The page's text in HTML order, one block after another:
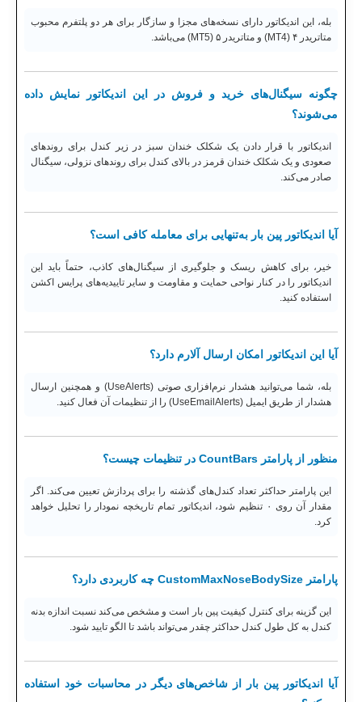
بله، این اندیکاتور دارای نسخه‌های مجزا و سازگار برای هر دو پلتفرم محبوب
متاتریدر ۴ (MT4) و متاتریدر ۵ (MT5) می‌باشد.
چگونه سیگنال‌های خرید و فروش در این اندیکاتور نمایش داده
می‌شوند؟
اندیکاتور با قرار دادن یک شکلک خندان سبز در زیر کندل برای روندهای
صعودی و یک شکلک خندان قرمز در بالای کندل برای روندهای نزولی، سیگنال
صادر می‌کند.
آیا اندیکاتور پین بار به‌تنهایی برای معامله کافی است؟
خیر، برای کاهش ریسک و جلوگیری از سیگنال‌های کاذب، حتماً باید این
اندیکاتور را در کنار نواحی حمایت و مقاومت و سایر تاییدیه‌های پرایس اکشن
استفاده کنید.
آیا این اندیکاتور امکان ارسال آلارم دارد؟
بله، شما می‌توانید هشدار نرم‌افزاری صوتی (UseAlerts) و همچنین ارسال
هشدار از طریق ایمیل (UseEmailAlerts) را از تنظیمات آن فعال کنید.
منظور از پارامتر CountBars در تنظیمات چیست؟
این پارامتر حداکثر تعداد کندل‌های گذشته را برای پردازش تعیین می‌کند. اگر
مقدار آن روی ۰ تنظیم شود، اندیکاتور تمام تاریخچه نمودار را تحلیل خواهد
کرد.
پارامتر CustomMaxNoseBodySize چه کاربردی دارد؟
این گزینه برای کنترل کیفیت پین بار است و مشخص می‌کند نسبت اندازه بدنه
کندل به کل طول کندل حداکثر چقدر می‌تواند باشد تا الگو تایید شود.
آیا اندیکاتور پین بار از شاخص‌های دیگر در محاسبات خود استفاده